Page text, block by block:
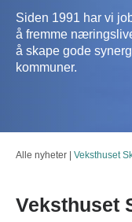
Siden 1991 har vi
å fremme
å skape gode
kommuner.
Som medlem kan
på alle våre
flere gode
næringsutviklingen i
Alle nyheter Veksthuset
Veksthuset